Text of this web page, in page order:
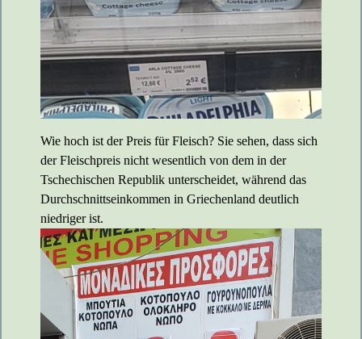
Wie hoch ist der Preis für Fleisch? Sie sehen, dass sich
der Fleischpreis nicht wesentlich von dem in der
Tschechischen Republik unterscheidet, während das
Durchschnittseinkommen in Griechenland deutlich
niedriger ist.